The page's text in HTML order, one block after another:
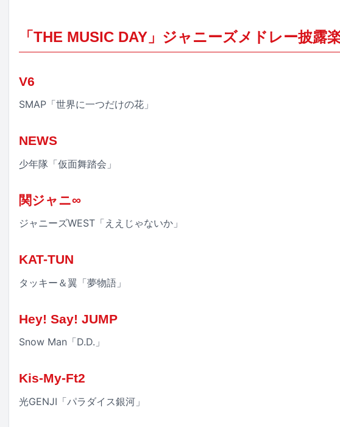
「THE MUSIC DAY」ジャニーズメドレー披露
V6
SMAP「世界に一つだけの花」
NEWS
少年隊「仮面舞踏会」
関ジャニ∞
ジャニーズWEST「ええじゃないか」
KAT-TUN
タッキー＆翼「夢物語」
Hey! Say! JUMP
Snow Man「D.D.」
Kis-My-Ft2
光GENJI「パラダイス銀河」